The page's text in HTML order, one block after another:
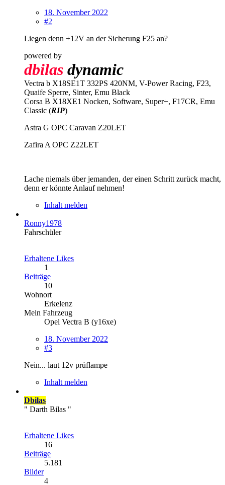
18. November 2022
#2
Liegen denn +12V an der Sicherung F25 an?
powered by
dbilas dynamic
Vectra b X18SE1T 332PS 420NM, V-Power Racing, F23,
Quaife Sperre, Sinter, Emu Black
Corsa B X18XE1 Nocken, Software, Super+, F17CR, Emu
Classic (RIP)
Astra G OPC Caravan Z20LET
Zafira A OPC Z22LET
Lache niemals über jemanden, der einen Schritt zurück macht,
denn er könnte Anlauf nehmen!
Inhalt melden
Ronny1978
Fahrschüler
Erhaltene Likes
1
Beiträge
10
Wohnort
Erkelenz
Mein Fahrzeug
Opel Vectra B (y16xe)
18. November 2022
#3
Nein... laut 12v prüflampe
Inhalt melden
Dbilas
" Darth Bilas "
Erhaltene Likes
16
Beiträge
5.181
Bilder
4